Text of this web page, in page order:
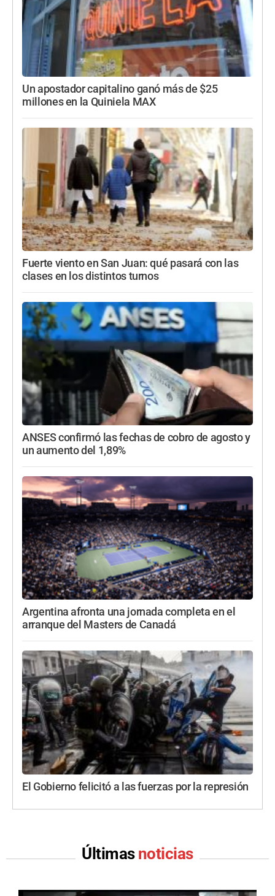
Un apostador capitalino ganó más de $25
millones en la Quiniela MAX
Fuerte viento en San Juan: qué pasará con las
clases en los distintos turnos
ANSES confirmó las fechas de cobro de agosto y
un aumento del 1,89%
Argentina afronta una jornada completa en el
arranque del Masters de Canadá
El Gobierno felicitó a las fuerzas por la represión
Últimas noticias